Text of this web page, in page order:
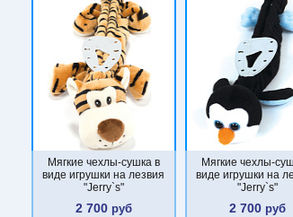
Мягкие чехлы-сушка в
виде игрушки на лезвия
"Jerry`s"
2 700руб
Мягкие чехлы-
виде игрушки на
"Jerry`s"
2 700руб